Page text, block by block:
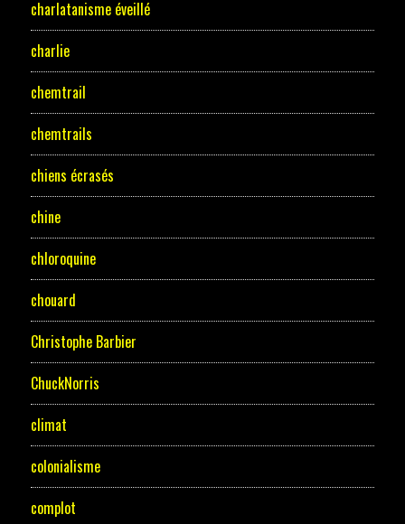
charlatanisme éveillé
charlie
chemtrail
chemtrails
chiens écrasés
chine
chloroquine
chouard
Christophe Barbier
ChuckNorris
climat
colonialisme
complot